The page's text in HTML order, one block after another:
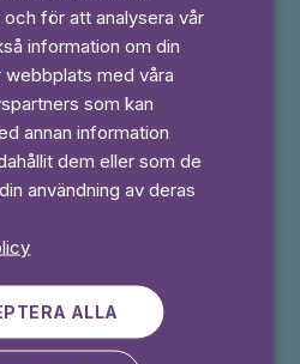
dagar gratis
och för att analysera vår
information om din
webbplats med våra
som kan
annan information
dem eller som de
användning av deras
ALLA